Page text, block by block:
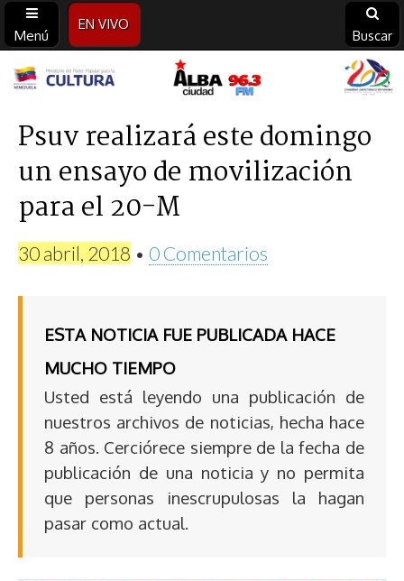
Menú
EN VIVO
Buscar
Alba
Ciudad
96.3
FM
Psuv realizará este domingo
un ensayo de movilización
para el 20-M
30 abril, 2018 • 0 Comentarios
ESTA NOTICIA FUE PUBLICADA HACE
MUCHO TIEMPO
Usted está leyendo una publicación de
nuestros archivos de noticias, hecha hace
8 años. Cerciórece siempre de la fecha de
publicación de una noticia y no permita
que personas inescrupulosas la hagan
pasar como actual.